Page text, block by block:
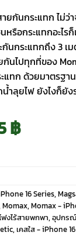
กันกระแทก ไม่ว่
หรือกระแทกอะไร
นกระแทกถึง 3 เ
นไปทุกที่ของ
แทก ด้วยมาตรฐา
น้ำลุยไฟ ยังไงก็ยั
฿.
฿Current
price
is:
1,565 ฿.
16 Series,
Momax, Momax -
ฟงไร้สายพกพา, อุปกรณ์
, เคสใส - iPhone